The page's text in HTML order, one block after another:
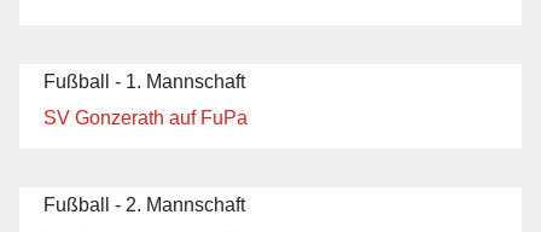
Fußball - 1. Mannschaft
SV Gonzerath auf FuPa
Fußball - 2. Mannschaft